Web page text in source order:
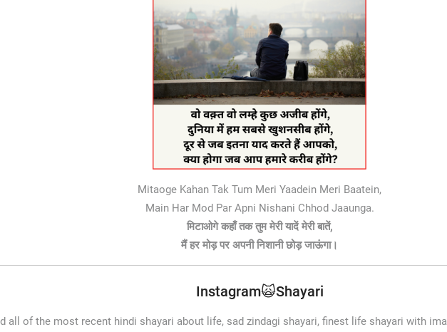
Mitaoge Kahan Tak Tum Meri Yaadein Meri Baatein,
Main Har Mod Par Apni Nishani Chhod Jaaunga.
मिटाओगे कहाँ तक तुम मेरी यादें मेरी बातें,
मैं हर मोड़ पर अपनी निशानी छोड़ जाऊंगा।
Instagram🙀Shayari
all of the most recent hindi shayari about life, sad zindagi shayari, finest life shayari with